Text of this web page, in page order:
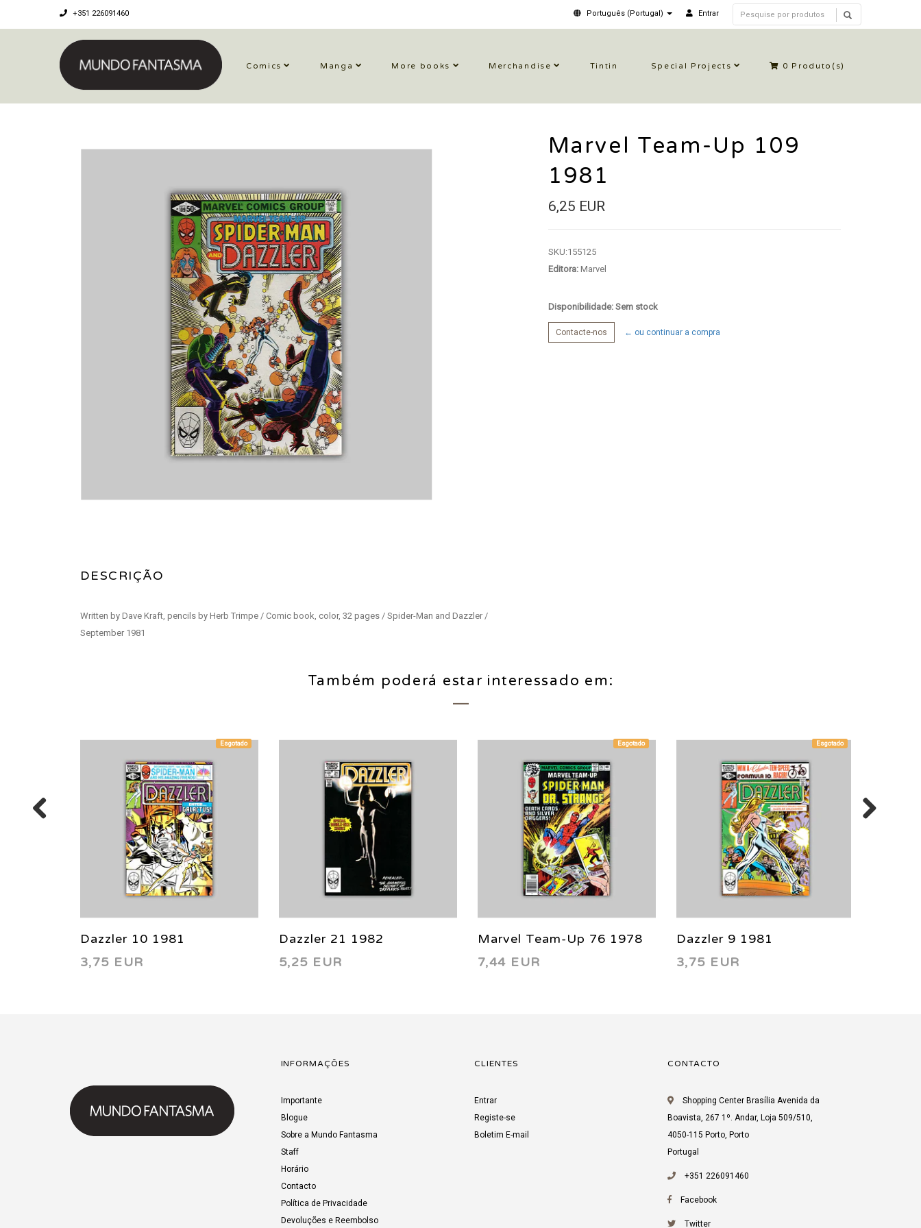
+351 226091460 Português (Portugal) Entrar
Comics Manga More books Merchandise Tintin Special Projects 0 Produto(s)
DESCRIÇÃO
Written by Dave Kraft, pencils by Herb Trimpe / Comic book, color, 32 pages / Spider-Man and Dazzler /
September 1981
Marvel Team-Up 109
1981
6,25 EUR
SKU:155125
Editora:Marvel
Disponibilidade: Sem stock
Contacte-nos ← ou continuar a compra
Também poderá estar interessado em:
Esgotado
Dazzler 10 1981
3,75 EUR
Dazzler 21 1982
5,25 EUR
Esgotado
Marvel Team-Up 76 1978
7,44 EUR
Esgotado
Dazzler 9 1981
3,75 EUR
INFORMAÇÕES
Importante
Blogue
Sobre a Mundo Fantasma
Staff
Horário
Contacto
Política de Privacidade
Devoluções e Reembolso
CLIENTES
Entrar
Registe-se
Boletim E-mail
CONTACTO
Shopping Center Brasília Avenida da
Boavista, 267 1º. Andar, Loja 509/510,
4050-115 Porto, Porto
Portugal
+351 226091460
Facebook
Twitter